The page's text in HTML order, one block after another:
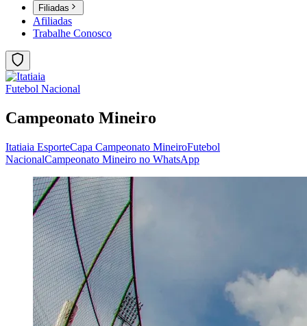
Filiadas
Afiliadas
Trabalhe Conosco
Futebol Nacional
Campeonato Mineiro
Itatiaia EsporteCapa Campeonato MineiroFutebol
NacionalCampeonato Mineiro no WhatsApp